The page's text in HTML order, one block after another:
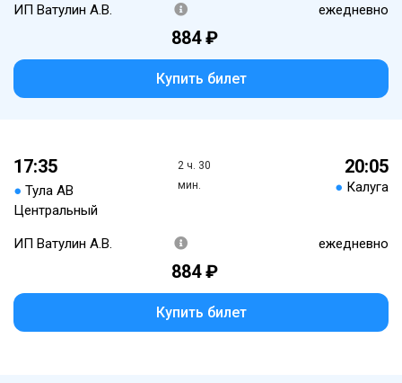
ИП Ватулин А.В. ежедневно
884 ₽
Купить билет
17:35
● Тула АВ
Центральный
2 ч. 30
мин.
20:05
● Калуга
ИП Ватулин А.В. ежедневно
884 ₽
Купить билет